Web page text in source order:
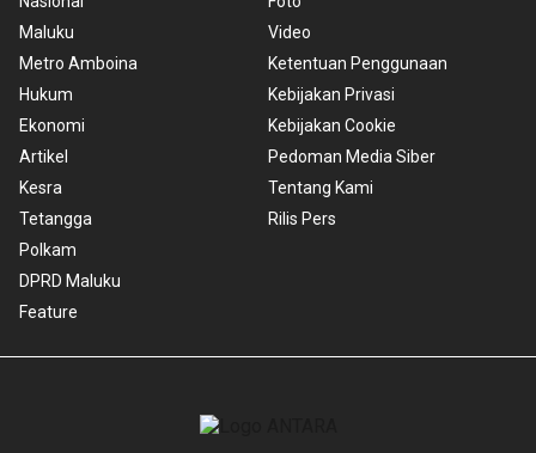
Maluku
Metro Amboina
Hukum
Ekonomi
Artikel
Kesra
Tetangga
Polkam
DPRD Maluku
Feature
Video
Ketentuan Penggunaan
Kebijakan Privasi
Kebijakan Cookie
Pedoman Media Siber
Tentang Kami
Rilis Pers